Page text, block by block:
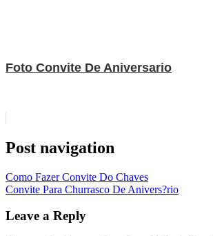
Foto Convite De Aniversario
Post navigation
Como Fazer Convite Do Chaves
Convite Para Churrasco De Anivers?rio
Leave a Reply